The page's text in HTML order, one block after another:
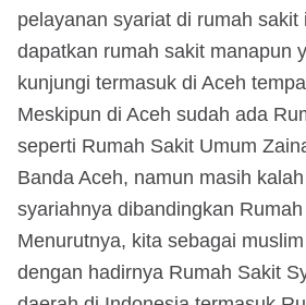
pelayanan syariat di rumah sakit
dapatkan rumah sakit manapun
kunjungi termasuk di Aceh
Meskipun di Aceh sudah ada
seperti Rumah Sakit Umum
Banda Aceh, namun masih
syariahnya dibandingkan
Menurutnya, kita sebagai
dengan hadirnya Rumah Sakit